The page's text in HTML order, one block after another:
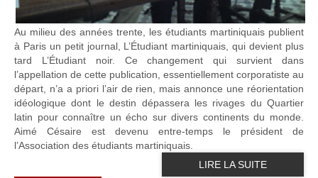
Au milieu des années trente, les étudiants martiniquais publient
à Paris un petit journal, L’Étudiant martiniquais, qui devient plus
tard L’Étudiant noir. Ce changement qui survient dans
l’appellation de cette publication, essentiellement corporatiste au
départ, n’a a priori l’air de rien, mais annonce une réorientation
idéologique dont le destin dépassera les rivages du Quartier
latin pour connaître un écho sur divers continents du monde.
Aimé Césaire est devenu entre-temps le président de
l’Association des étudiants martiniquais.
LIRE LA SUITE